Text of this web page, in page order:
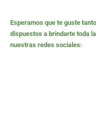
Esperamos que te guste
dispuestos a brindarte toda
nuestras redes sociales: